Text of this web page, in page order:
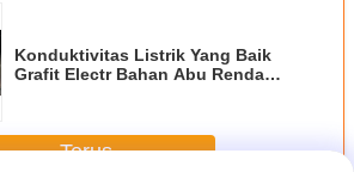
Konduktivitas Listrik Yang Baik
Grafit Electr Bahan Abu Rendah
Terus